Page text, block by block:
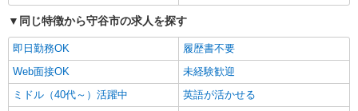
同じ特徴から守谷市の求人を探す
即日勤務OK
履歴書不要
Web面接OK
未経験歓迎
ミドル（40代～）活躍中
英語が活かせる